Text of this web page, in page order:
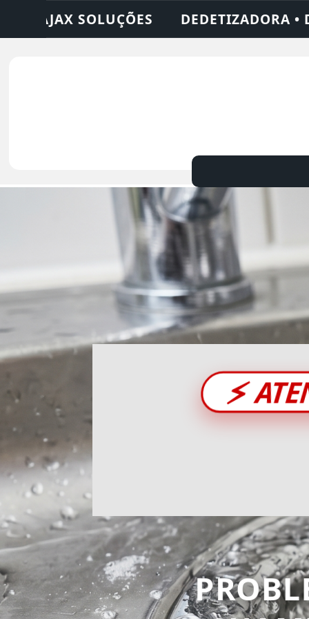
• DESENTUPIDORA • LIMPEZA DE FOSSA
⚡